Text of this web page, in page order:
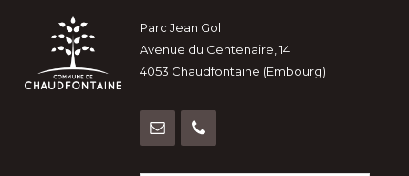
Footer
Parc Jean Gol
Avenue du Centenaire, 14
4053 Chaudfontaine (Embourg)